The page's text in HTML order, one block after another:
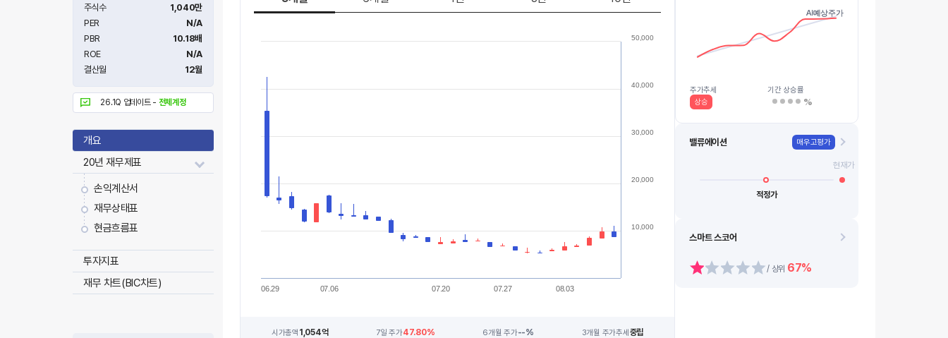
주식수
1,040만
PER
N/A
PBR
10.18배
ROE
N/A
결산월
12월
26.1Q 업데이트 - 전체계정
개요
20년 재무제표
손익계산서
재무상태표
현금흐름표
투자지표
재무 차트(BIC차트)
06.29 07.06 07.20 07.27 08.03
10,000
20,000
30,000
40,000
50,000
시가총액 1,054억 7일 주가47.80% 6개월 주가--% 3개월 주가추세중립
Values
AI예상주가
AI예상주가
0…08.1108.12 08.1808.1908.2008.21
주가추세
상승
기간 상승률
%
밸류에이션 매우고평가
현재가
적정가
스마트 스코어
/ 상위 67%